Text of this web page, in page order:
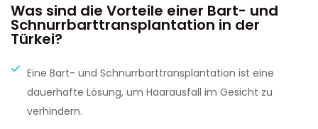
Was sind die Vorteile einer Bart- und
Schnurrbarttransplantation in der
Türkei?
Eine Bart- und Schnurrbarttransplantation ist eine
dauerhafte Lösung, um Haarausfall im Gesicht zu
verhindern.